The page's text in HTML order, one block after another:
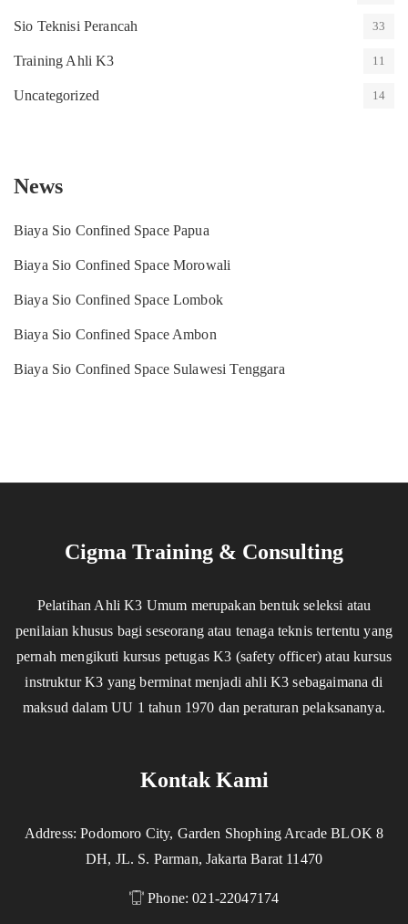
Sio Teknisi Perancah 33
Training Ahli K3 11
Uncategorized 14
News
Biaya Sio Confined Space Papua
Biaya Sio Confined Space Morowali
Biaya Sio Confined Space Lombok
Biaya Sio Confined Space Ambon
Biaya Sio Confined Space Sulawesi Tenggara
Cigma Training & Consulting
Pelatihan Ahli K3 Umum merupakan bentuk seleksi atau
penilaian khusus bagi seseorang atau tenaga teknis tertentu yang
pernah mengikuti kursus petugas K3 (safety officer) atau kursus
instruktur K3 yang berminat menjadi ahli K3 sebagaimana di
maksud dalam UU 1 tahun 1970 dan peraturan pelaksananya.
Kontak Kami
Address: Podomoro City, Garden Shophing Arcade BLOK 8
DH, JL. S. Parman, Jakarta Barat 11470
Phone: 021-22047174